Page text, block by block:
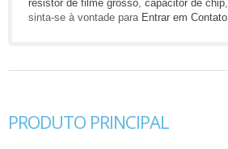
resistor de filme grosso capacitor de chip
sinta-se à vontade para Entrar em Contato
PRODUTO PRINCIPAL